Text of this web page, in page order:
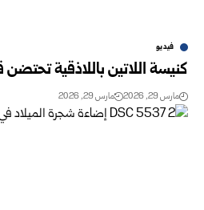
فيديو
كنيسة اللاتين باللاذقية
مارس 29, 2026 مارس 29, 2026